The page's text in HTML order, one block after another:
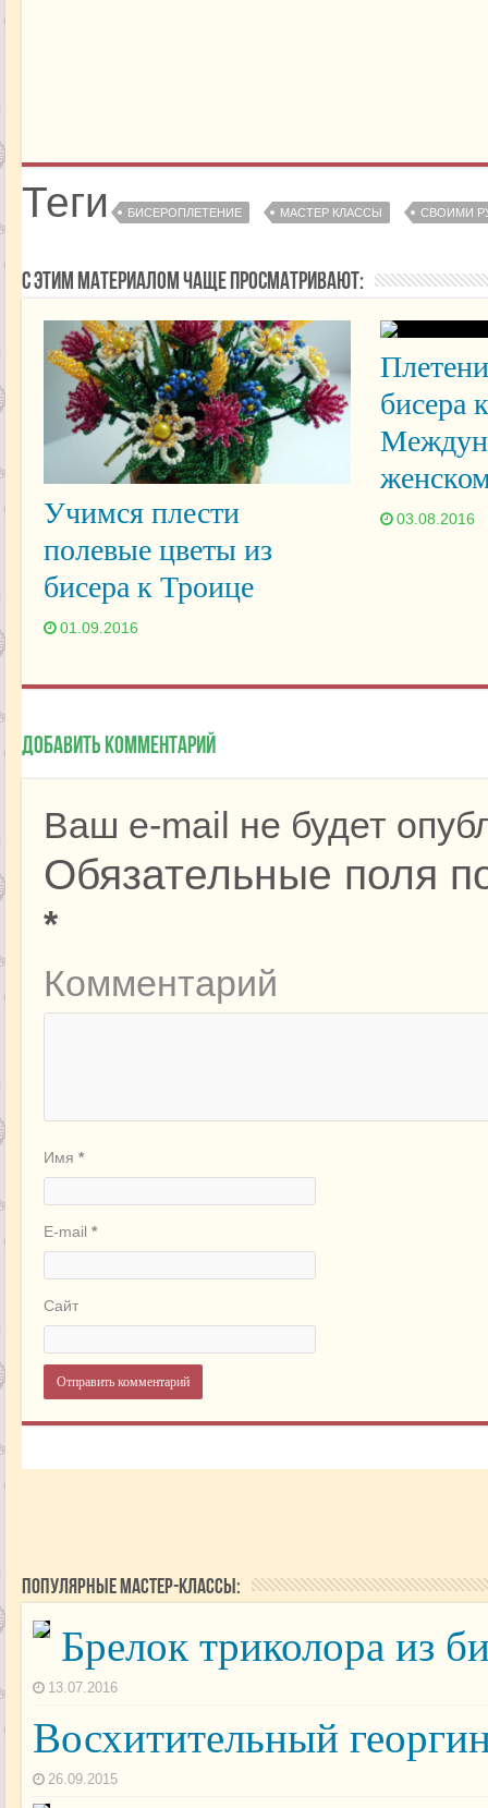
Теги БИСЕРОПЛЕТЕНИЕ МАСТЕР КЛАССЫ СВОИМИ
С этим материалом чаще просматривают:
Учимся плести
полевые цветы из
бисера к Троице
01.09.2016
бисера к
03.08.2016
Добавить комментарий
Ваш e-mail не будет
Обязательные поля
*
Комментарий
Имя *
E-mail *
Сайт
Популярные мастер-классы:
Брелок триколора из
13.07.2016
Восхитительный
26.09.2015